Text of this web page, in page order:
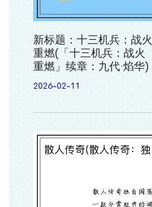
新标题：十三机兵：战火
重燃(「十三机兵：战火
重燃」续章：九代·焰华)
2026-02-11